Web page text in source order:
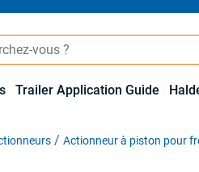
Trailer Application Guide
Actionneur à piston pour